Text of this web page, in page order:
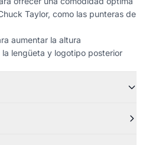
Taylor, como las punteras de
aumentar la altura
lengüeta y logotipo posterior